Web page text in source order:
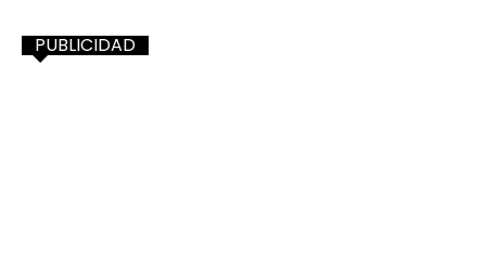
PUBLICIDAD